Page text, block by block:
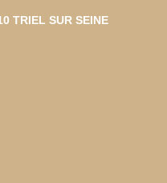
TRIEL SUR SEINE